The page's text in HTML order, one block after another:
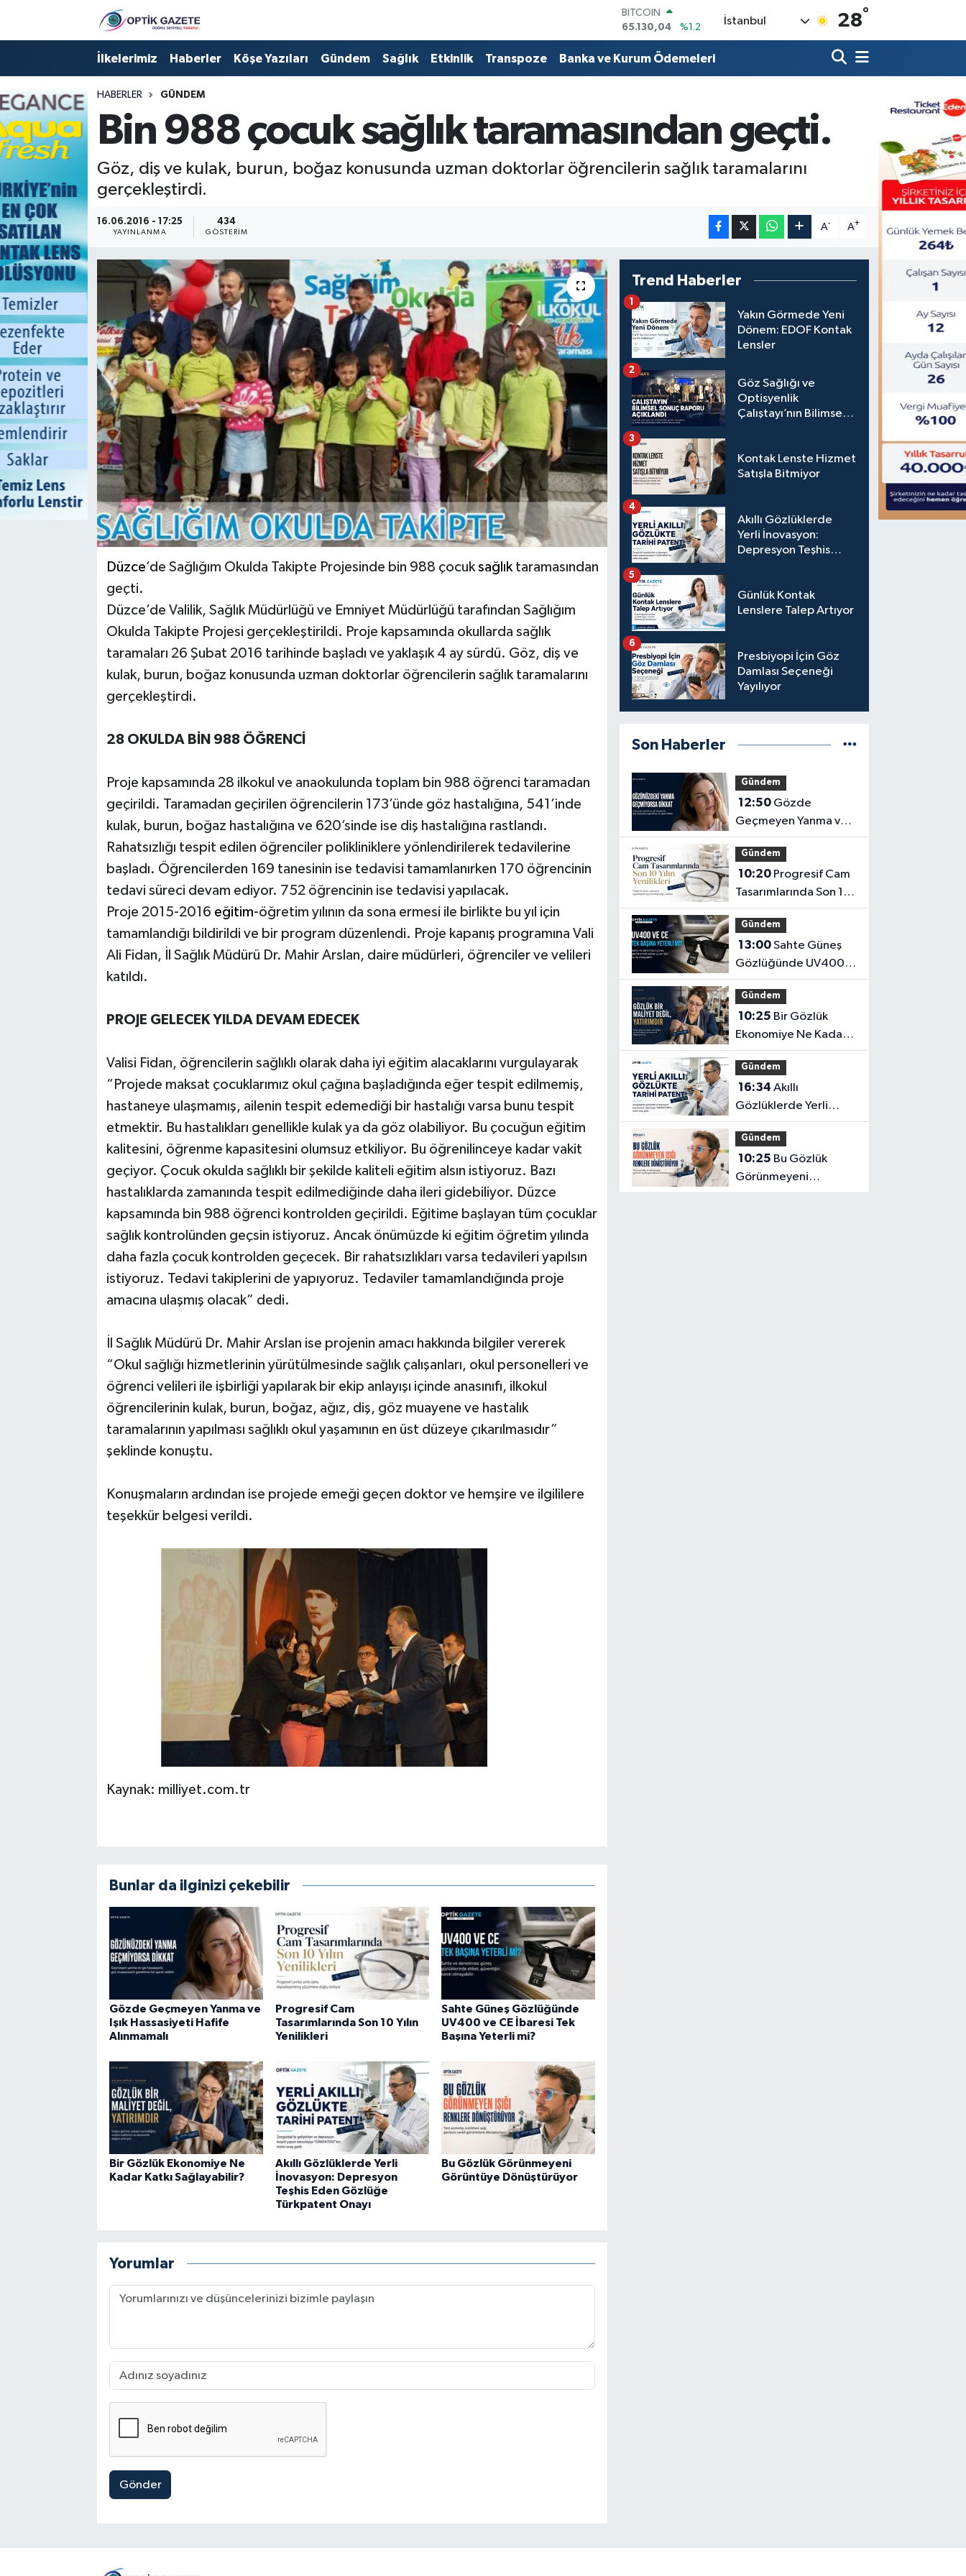
DOLAR
47,7106
%0.17
EURO
55,1652
%0.27
%2.12
BİST100
13.773
%-19
İstanbul 28°
İlkelerimiz Haberler Köşe Yazıları Gündem Sağlık Etkinlik Transpoze Banka ve Kurum Ödemeleri
HABERLER GÜNDEM
Bin 988 çocuk sağlık taramasından geçti.
Göz, diş ve kulak, burun, boğaz konusunda uzman doktorlar öğrencilerin sağlık taramalarını
gerçekleştirdi.
16.06.2016 - 17:25
YAYINLANMA
434
GÖSTERIM
A- A+
Düzce’de Sağlığım Okulda Takipte Projesinde bin 988 çocuk sağlıktaramasından
geçti.
Düzce’de Valilik, Sağlık Müdürlüğü ve Emniyet Müdürlüğü tarafından Sağlığım
Okulda Takipte Projesi gerçekleştirildi. Proje kapsamında okullarda sağlık
taramaları 26 Şubat 2016 tarihinde başladı ve yaklaşık 4 ay sürdü. Göz, diş ve
kulak, burun, boğaz konusunda uzman doktorlar öğrencilerin sağlık taramalarını
gerçekleştirdi.
28 OKULDA BİN 988 ÖĞRENCİ
Proje kapsamında 28 ilkokul ve anaokulunda toplam bin 988 öğrenci taramadan
geçirildi. Taramadan geçirilen öğrencilerin 173’ünde göz hastalığına, 541’inde
kulak, burun, boğaz hastalığına ve 620’sinde ise diş hastalığına rastlandı.
Rahatsızlığı tespit edilen öğrenciler polikliniklere yönlendirilerek tedavilerine
başladı. Öğrencilerden 169 tanesinin ise tedavisi tamamlanırken 170 öğrencinin
tedavi süreci devam ediyor. 752 öğrencinin ise tedavisi yapılacak.
Proje 2015-2016 eğitim-öğretim yılının da sona ermesi ile birlikte bu yıl için
tamamlandığı bildirildi ve bir program düzenlendi. Proje kapanış programına Vali
Ali Fidan, İl Sağlık Müdürü Dr. Mahir Arslan, daire müdürleri, öğrenciler ve velileri
katıldı.
PROJE GELECEK YILDA DEVAM EDECEK
Valisi Fidan, öğrencilerin sağlıklı olarak daha iyi eğitim alacaklarını vurgulayarak
“Projede maksat çocuklarımız okul çağına başladığında eğer tespit edilmemiş,
hastaneye ulaşmamış, ailenin tespit edemediği bir hastalığı varsa bunu tespit
etmektir. Bu hastalıkları genellikle kulak ya da göz olabiliyor. Bu çocuğun eğitim
kalitesini, öğrenme kapasitesini olumsuz etkiliyor. Bu öğrenilinceye kadar vakit
geçiyor. Çocuk okulda sağlıklı bir şekilde kaliteli eğitim alsın istiyoruz. Bazı
hastalıklarda zamanında tespit edilmediğinde daha ileri gidebiliyor. Düzce
kapsamında bin 988 öğrenci kontrolden geçirildi. Eğitime başlayan tüm çocuklar
sağlık kontrolünden geçsin istiyoruz. Ancak önümüzde ki eğitim öğretim yılında
daha fazla çocuk kontrolden geçecek. Bir rahatsızlıkları varsa tedavileri yapılsın
istiyoruz. Tedavi takiplerini de yapıyoruz. Tedaviler tamamlandığında proje
amacına ulaşmış olacak” dedi.
İl Sağlık Müdürü Dr. Mahir Arslan ise projenin amacı hakkında bilgiler vererek
“Okul sağlığı hizmetlerinin yürütülmesinde sağlık çalışanları, okul personelleri ve
öğrenci velileri ile işbirliği yapılarak bir ekip anlayışı içinde anasınıfı, ilkokul
öğrencilerinin kulak, burun, boğaz, ağız, diş, göz muayene ve hastalık
taramalarının yapılması sağlıklı okul yaşamının en üst düzeye çıkarılmasıdır”
şeklinde konuştu.
Konuşmaların ardından ise projede emeği geçen doktor ve hemşire ve ilgililere
teşekkür belgesi verildi.
Kaynak: milliyet.com.tr
Bunlar da ilginizi çekebilir
Gözde Geçmeyen Yanma ve
Işık Hassasiyeti Hafife
Alınmamalı
Progresif Cam
Tasarımlarında Son 10 Yılın
Yenilikleri
Sahte Güneş Gözlüğünde
UV400 ve CE İbaresi Tek
Başına Yeterli mi?
Bir Gözlük Ekonomiye Ne
Kadar Katkı Sağlayabilir?
Akıllı Gözlüklerde Yerli
İnovasyon: Depresyon
Teşhis Eden Gözlüğe
Türkpatent Onayı
Bu Gözlük Görünmeyeni
Görüntüye Dönüştürüyor
Yorumlar
Gönder
Trend Haberler
Yakın Görmede Yeni
Dönem: EDOF Kontak
Lensler
1
Göz Sağlığı ve
Optisyenlik
Çalıştayı’nın Bilimsel
2
Kontak Lenste Hizmet
Satışla Bitmiyor
3
Akıllı Gözlüklerde
Yerli İnovasyon:
Depresyon Teşhis
4
Günlük Kontak
Lenslere Talep Artıyor
5
Presbiyopi İçin Göz
Damlası Seçeneği
Yayılıyor
6
Son Haberler
Gündem
12:50
Geçmeyen Yanma ve
Işık Hassasiyeti Hafife
Alınmamalı
Gündem
10:20
Tasarımlarında Son 10
Yılın Yenilikleri
Gündem
13:00Sahte Güneş
Gözlüğünde UV400
ve CE İbaresi Tek
Başına Yeterli mi?
Gündem
10:25
Ekonomiye Ne Kadar
Katkı Sağlayabilir?
Gündem
16:34 Akıllı
Gözlüklerde Yerli
İnovasyon: Depresyon
Teşhis Eden Gözlüğe
Türkpatent Onayı
Gündem
10:25
Görünmeyeni
Görüntüye
Nöbetçi Eczaneler
Hava Durumu
İstanbul Namaz Vakitleri
Trafik Durumu
Süper Lig Puan Durumu ve Fikstür
Tüm Manşetler
Son Dakika Haberleri
Haber Arşivi